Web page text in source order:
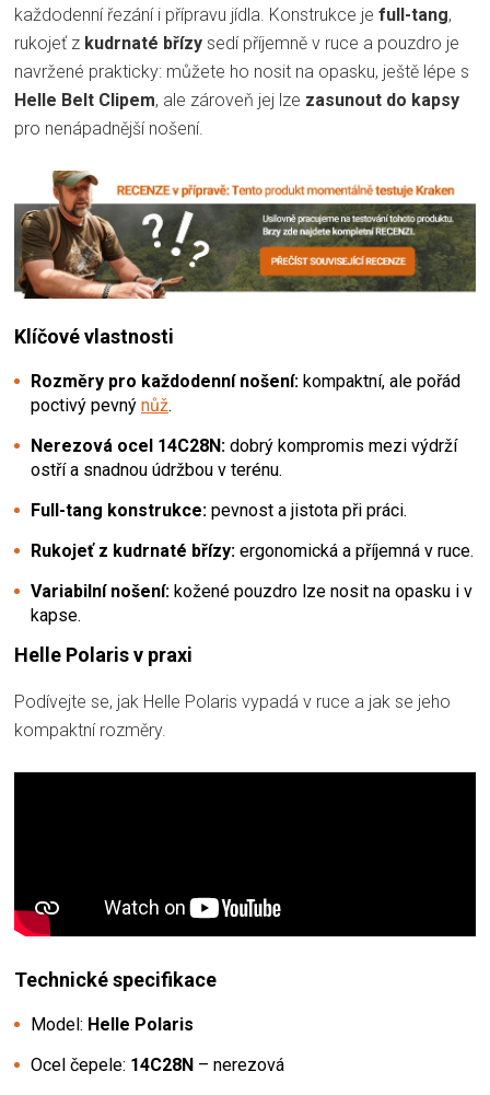
každodenní řezání i přípravu jídla. Konstrukce je full-tang,
rukojeť z kudrnaté břízy sedí příjemně v ruce a pouzdro je
navržené prakticky: můžete ho nosit na opasku, ještě lépe s
Helle Belt Clipem, ale zároveň jej lze zasunout do kapsy
pro nenápadnější nošení.
Klíčové vlastnosti
Rozměry pro každodenní nošení: kompaktní, ale pořád
poctivý pevný nůž.
Nerezová ocel 14C28N: dobrý kompromis mezi výdrží
ostří a snadnou údržbou v terénu.
Full-tang konstrukce: pevnost a jistota při práci.
Rukojeť z kudrnaté břízy: ergonomická a příjemná v ruce.
Variabilní nošení: kožené pouzdro lze nosit na opasku i v
kapse.
Helle Polaris v praxi
Podívejte se, jak Helle Polaris vypadá v ruce a jak se jeho
kompaktní rozměry.
Technické specifikace
Model: Helle Polaris
Ocel čepele: 14C28N – nerezová